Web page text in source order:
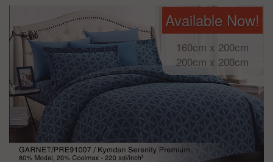
Available Now!
160cm x 200cm
200cm x 200cm